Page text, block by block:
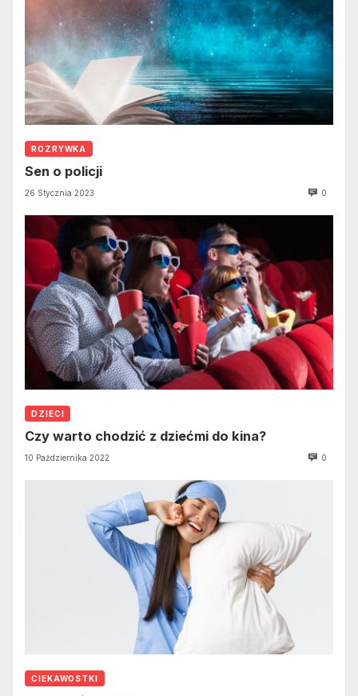
ROZRYWKA
Sen o policji
26 Stycznia 2023 0
DZIECI
Czy warto chodzić z dziećmi do kina?
10 Października 2022 0
CIEKAWOSTKI